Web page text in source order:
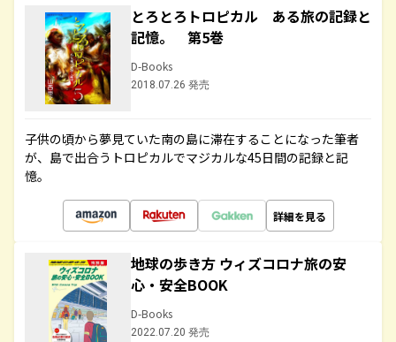
とろとろトロピカル ある旅の記録と
記憶。 第5巻
D-Books
2018.07.26 発売
子供の頃から夢見ていた南の島に滞在することになった筆者
が、島で出合うトロピカルでマジカルな45日間の記録と記
憶。
詳細を見る
地球の歩き方 ウィズコロナ旅の安
心・安全BOOK
D-Books
2022.07.20 発売